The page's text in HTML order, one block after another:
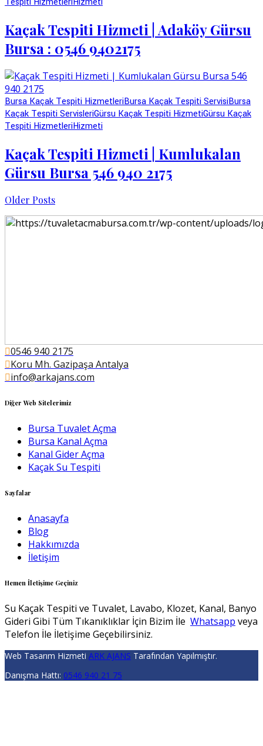
Kaçak Tespiti Hizmeti | Adaköy Gürsu
Bursa : 0546 9402175
Bursa Kaçak Tespiti HizmetleriBursa Kaçak Tespiti ServisiBursa
Kaçak Tespiti ServisleriGürsu Kaçak Tespiti HizmetiGürsu Kaçak
Tespiti HizmetleriHizmeti
Kaçak Tespiti Hizmeti | Kumlukalan
Gürsu Bursa 546 940 2175
Older Posts
0546 940 2175
Koru Mh. Gazipaşa Antalya
info@arkajans.com
Diğer Web Sitelerimiz
Bursa Tuvalet Açma
Bursa Kanal Açma
Kanal Gider Açma
Kaçak Su Tespiti
Sayfalar
Anasayfa
Blog
Hakkımızda
İletişim
Hemen İletişime Geçiniz
Su Kaçak Tespiti ve Tuvalet, Lavabo, Klozet, Kanal, Banyo
Gideri Gibi Tüm Tıkanıklıklar İçin Bizim İle Whatsapp veya
Telefon İle İletişime Geçebilirsiniz.
Web Tasarım Hizmeti ARK AJANS Tarafından Yapılmıştır.
Danışma Hattı: 0546 940 21 75